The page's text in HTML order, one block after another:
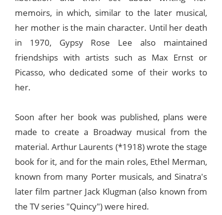
memoirs, in which, similar to the later musical,
her mother is the main character. Until her death
in 1970, Gypsy Rose Lee also maintained
friendships with artists such as Max Ernst or
Picasso, who dedicated some of their works to
her.
Soon after her book was published, plans were
made to create a Broadway musical from the
material. Arthur Laurents (*1918) wrote the stage
book for it, and for the main roles, Ethel Merman,
known from many Porter musicals, and Sinatra's
later film partner Jack Klugman (also known from
the TV series "Quincy") were hired.